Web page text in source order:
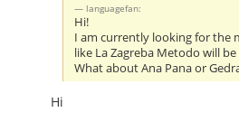
languagefan:
Hi!
I am currently looking for the
like La Zagreba Metodo will
What about Ana Pana or
Hi